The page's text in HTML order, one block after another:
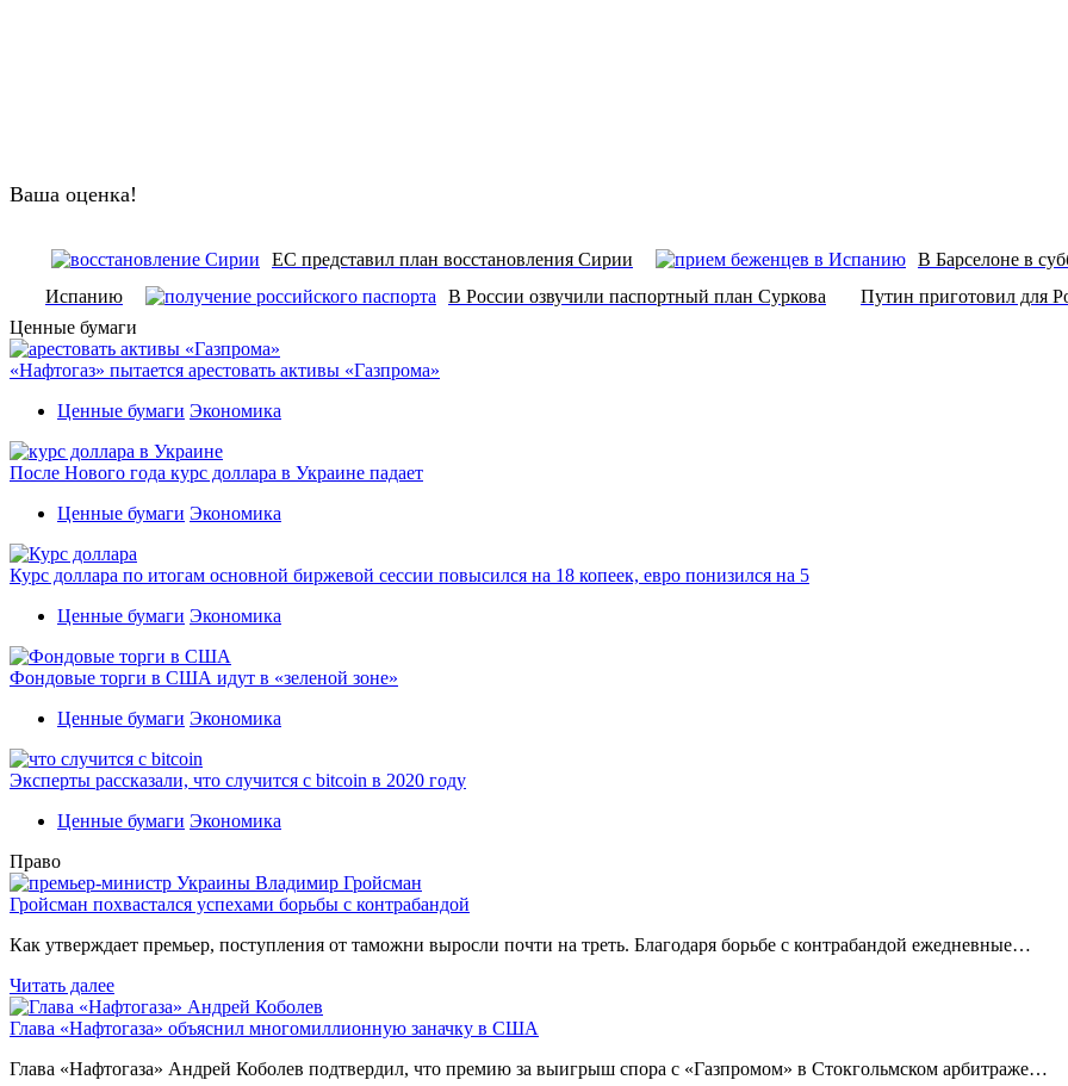
Ваша оценка!
ЕС представил план восстановления Сирии
В Барселоне в
Испанию
В России озвучили паспортный план Суркова
Путин приготовил для
Ценные бумаги
«Нафтогаз» пытается арестовать активы «Газпрома»
Ценные бумаги Экономика
После Нового года курс доллара в Украине падает
Ценные бумаги Экономика
Курс доллара по итогам основной биржевой сессии повысился на 18 копеек, евро понизился на 5
Ценные бумаги Экономика
Фондовые торги в США идут в «зеленой зоне»
Ценные бумаги Экономика
Эксперты рассказали, что случится с bitcoin в 2020 году
Ценные бумаги Экономика
Право
Гройсман похвастался успехами борьбы с контрабандой
Как утверждает премьер, поступления от таможни выросли почти на треть. Благодаря борьбе с контрабандой ежедневные…
Читать далее
Глава «Нафтогаза» объяснил многомиллионную заначку в США
Глава «Нафтогаза» Андрей Коболев подтвердил, что премию за выигрыш спора с «Газпромом» в Стокгольмском арбитраже…